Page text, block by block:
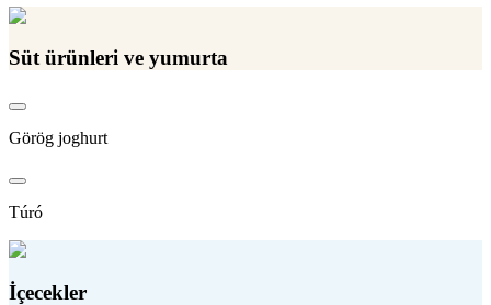
Süt ürünleri ve yumurta
Görög joghurt
Túró
İçecekler